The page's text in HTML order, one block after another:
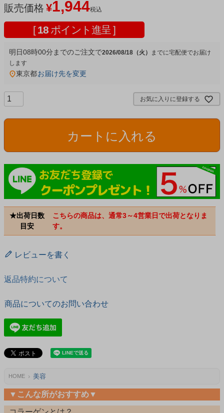
販売価格 ¥1,944税込
[ 18 ポイント進呈 ]
明日08時00分 までのご注文で2026/08/18（火） 宅配便
東京都お届け先を変更
お気に入りに登録する
カートに入れる
★出荷日数
目安
こちらの商品は、通常3～4営業日で出荷となりま
す。
レビューを書く
返品特約について
商品についてのお問い合わせ
HOME 美容
▼こんな所がおすすめ▼